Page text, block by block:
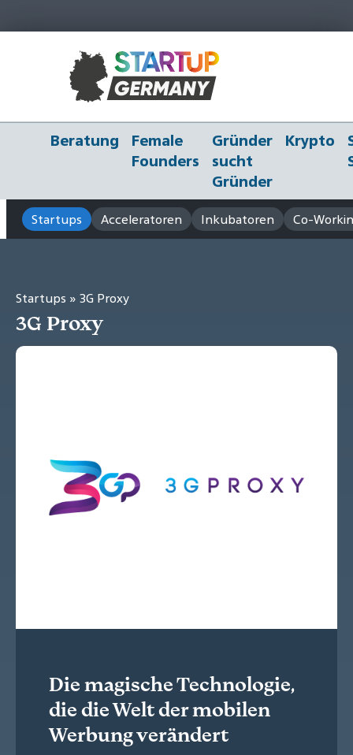
Beratung
Female
Founders
Gründer
sucht
Gründer
Krypto
Startups Acceleratoren Inkubatoren Co-
Startups » 3G Proxy
3G Proxy
Die magische Technologie,
die die Welt der mobilen
Werbung verändert